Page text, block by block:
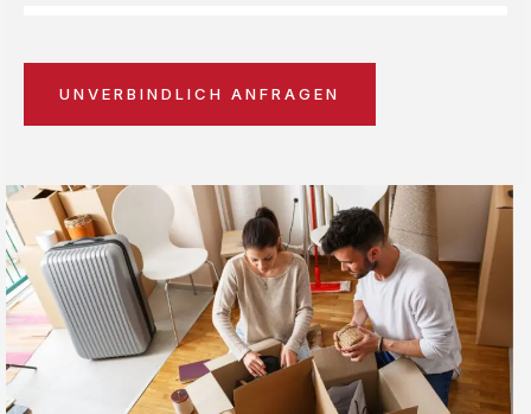
UNVERBINDLICH ANFRAGEN